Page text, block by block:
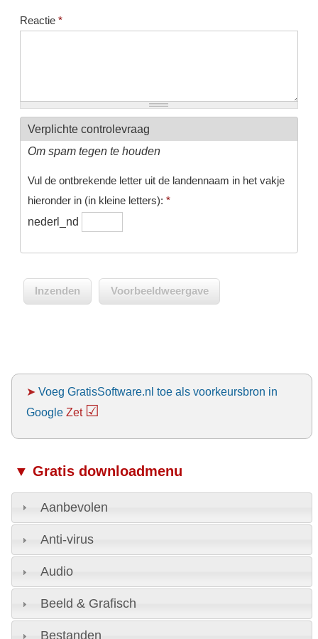
Reactie *
Verplichte controlevraag
Om spam tegen te houden
Vul de ontbrekende letter uit de landennaam in het vakje
hieronder in (in kleine letters): *
nederl_nd
➤ Voeg GratisSoftware.nl toe als voorkeursbron in
Google Zet ☑
▼ Gratis downloadmenu
Aanbevolen
Anti-virus
Audio
Beeld & Grafisch
Bestanden